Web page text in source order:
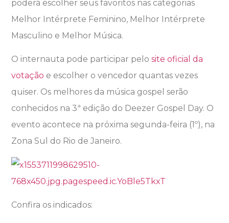
poderá escolher seus favoritos nas categorias
Melhor Intérprete Feminino, Melhor Intérprete
Masculino e Melhor Música.
O internauta pode participar pelosite oficial da
votação e escolher o vencedor quantas vezes
quiser. Os melhores da música gospel serão
conhecidos na 3ª edição do Deezer Gospel Day. O
evento acontece na próxima segunda-feira (1º), na
Zona Sul do Rio de Janeiro.
Confira os indicados: